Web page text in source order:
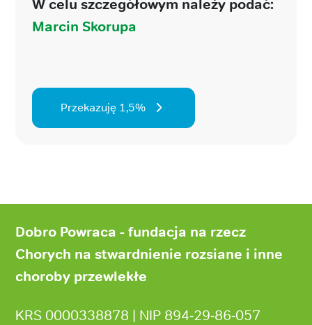
W celu szczegółowym należy podać:
Marcin Skorupa
Przekazuję 1,5%
stronyDobro Powraca - fundacja na rzecz
Chorych na stwardnienie rozsiane i inne
choroby przewlekłe
KRS 0000338878 | NIP 894‑29‑86‑057